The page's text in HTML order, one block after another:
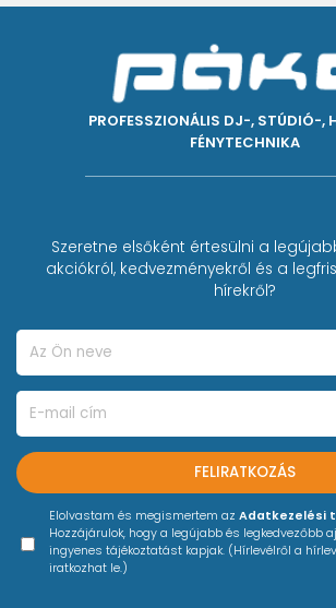
PROFESSZIONÁLIS DJ-, STÚDIÓ-,
FÉNYTECHNIKA
Szeretne elsőként értesülni a
akciókról, kedvezményekről és a
hírekről?
FELIRATKOZÁS
Elolvastam és megismertem az Adatkezelési
Hozzájárulok, hogy a legújabb és legkedvezőbb
ingyenes tájékoztatást kapjak. (Hírlevélről a
iratkozhat le.)